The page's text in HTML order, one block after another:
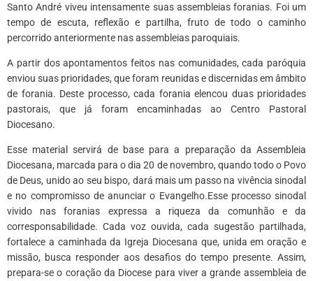
Santo André viveu intensamente suas assembleias foranias. Foi um
tempo de escuta, reflexão e partilha, fruto de todo o caminho
percorrido anteriormente nas assembleias paroquiais.
A partir dos apontamentos feitos nas comunidades, cada paróquia
enviou suas prioridades, que foram reunidas e discernidas em âmbito
de forania. Deste processo, cada forania elencou duas prioridades
pastorais, que já foram encaminhadas ao Centro Pastoral
Diocesano.
Esse material servirá de base para a preparação da Assembleia
Diocesana, marcada para o dia 20 de novembro, quando todo o Povo
de Deus, unido ao seu bispo, dará mais um passo na vivência sinodal
e no compromisso de anunciar o Evangelho.Esse processo sinodal
vivido nas foranias expressa a riqueza da comunhão e da
corresponsabilidade. Cada voz ouvida, cada sugestão partilhada,
fortalece a caminhada da Igreja Diocesana que, unida em oração e
missão, busca responder aos desafios do tempo presente. Assim,
prepara-se o coração da Diocese para viver a grande assembleia de